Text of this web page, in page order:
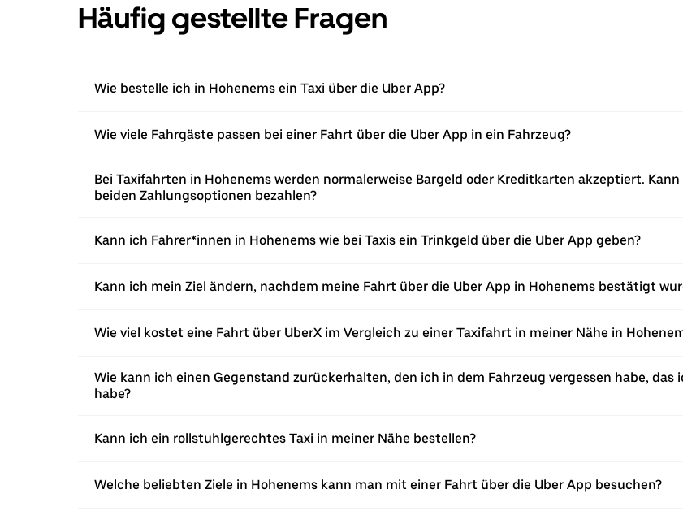
Häufig gestellte Fragen
Wie bestelle ich in Hohenems ein Taxi über die Uber App?
Wie viele Fahrgäste passen bei einer Fahrt über die Uber App in ein Fahrzeug?
Bei Taxifahrten in Hohenems werden normalerweise Bargeld oder Kreditkarten akzeptiert.
beiden Zahlungsoptionen bezahlen?
Kann ich Fahrer*innen in Hohenems wie bei Taxis ein Trinkgeld über die Uber App geben?
Kann ich mein Ziel ändern, nachdem meine Fahrt über die Uber App in Hohenems bestätigt
Wie viel kostet eine Fahrt über UberX im Vergleich zu einer Taxifahrt in meiner Nähe in
Wie kann ich einen Gegenstand zurückerhalten, den ich in dem Fahrzeug vergessen habe,
habe?
Kann ich ein rollstuhlgerechtes Taxi in meiner Nähe bestellen?
Welche beliebten Ziele in Hohenems kann man mit einer Fahrt über die Uber App besuchen?